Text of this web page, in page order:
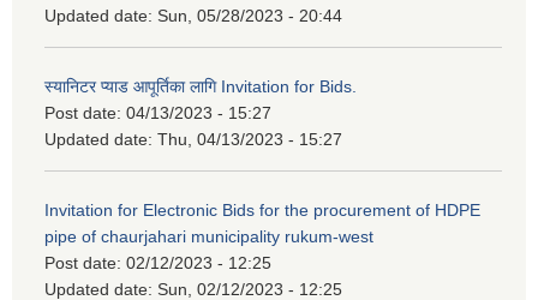
Updated date: Sun, 05/28/2023 - 20:44
स्यानिटर प्याड आपूर्तिका लागि Invitation for Bids.
Post date: 04/13/2023 - 15:27
Updated date: Thu, 04/13/2023 - 15:27
Invitation for Electronic Bids for the procurement of HDPE
pipe of chaurjahari municipality rukum-west
Post date: 02/12/2023 - 12:25
Updated date: Sun, 02/12/2023 - 12:25